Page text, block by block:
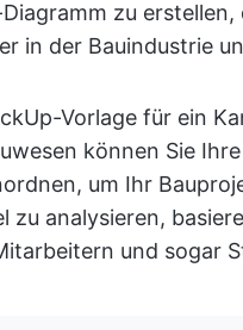
zu erstellen,
in der Bauindustrie
Vorlage für ein
können Sie
um Ihr
zu analysieren,
und sogar